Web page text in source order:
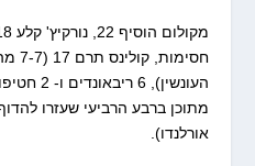
מתוכן ברבע הרביעי שעזרו
אורלנדו).